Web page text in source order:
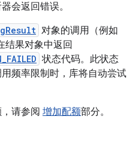
会返回错误。
对象的调用（例如
结果对象中返回
状态代码。此状态
频率限制时，库将自动尝试
请参阅 增加配额部分。